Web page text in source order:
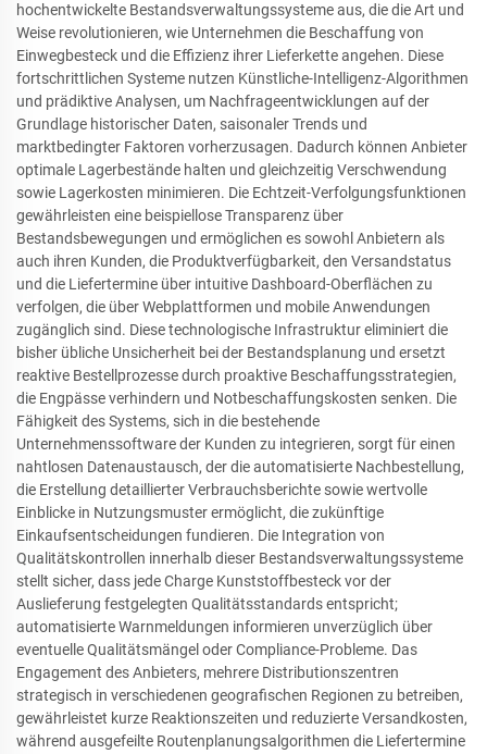
hochentwickelte Bestandsverwaltungssysteme aus, die die Art und
Weise revolutionieren, wie Unternehmen die Beschaffung von
Einwegbesteck und die Effizienz ihrer Lieferkette angehen. Diese
fortschrittlichen Systeme nutzen Künstliche-Intelligenz-Algorithmen
und prädiktive Analysen, um Nachfrageentwicklungen auf der
Grundlage historischer Daten, saisonaler Trends und
marktbedingter Faktoren vorherzusagen. Dadurch können Anbieter
optimale Lagerbestände halten und gleichzeitig Verschwendung
sowie Lagerkosten minimieren. Die Echtzeit-Verfolgungsfunktionen
gewährleisten eine beispiellose Transparenz über
Bestandsbewegungen und ermöglichen es sowohl Anbietern als
auch ihren Kunden, die Produktverfügbarkeit, den Versandstatus
und die Liefertermine über intuitive Dashboard-Oberflächen zu
verfolgen, die über Webplattformen und mobile Anwendungen
zugänglich sind. Diese technologische Infrastruktur eliminiert die
bisher übliche Unsicherheit bei der Bestandsplanung und ersetzt
reaktive Bestellprozesse durch proaktive Beschaffungsstrategien,
die Engpässe verhindern und Notbeschaffungskosten senken. Die
Fähigkeit des Systems, sich in die bestehende
Unternehmenssoftware der Kunden zu integrieren, sorgt für einen
nahtlosen Datenaustausch, der die automatisierte Nachbestellung,
die Erstellung detaillierter Verbrauchsberichte sowie wertvolle
Einblicke in Nutzungsmuster ermöglicht, die zukünftige
Einkaufsentscheidungen fundieren. Die Integration von
Qualitätskontrollen innerhalb dieser Bestandsverwaltungssysteme
stellt sicher, dass jede Charge Kunststoffbesteck vor der
Auslieferung festgelegten Qualitätsstandards entspricht;
automatisierte Warnmeldungen informieren unverzüglich über
eventuelle Qualitätsmängel oder Compliance-Probleme. Das
Engagement des Anbieters, mehrere Distributionszentren
strategisch in verschiedenen geografischen Regionen zu betreiben,
gewährleistet kurze Reaktionszeiten und reduzierte Versandkosten,
während ausgefeilte Routenplanungsalgorithmen die Liefertermine